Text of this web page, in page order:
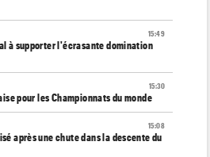
15:49
à supporter l'écrasante domination
15:30
pour les Championnats du monde
15:08
après une chute dans la descente du